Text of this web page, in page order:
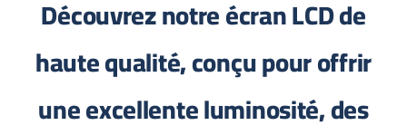
Découvrez notre écran LCD de
haute qualité, conçu pour offrir
une excellente luminosité, des